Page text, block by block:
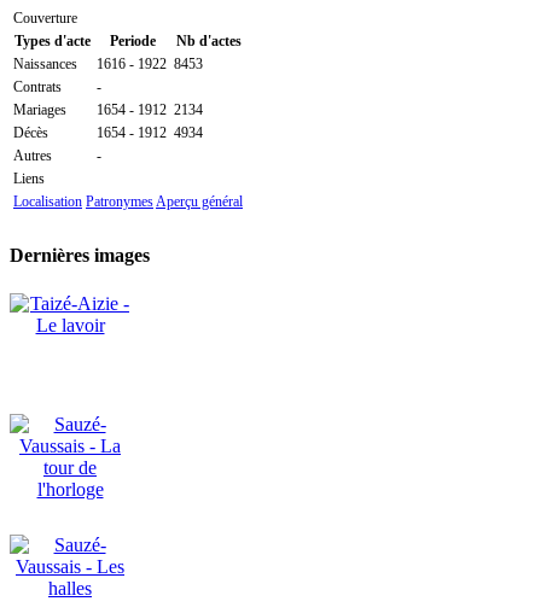
Couverture
Types d'acte
Periode
Nb d'actes
Naissances
1616 - 1922 8453
Contrats
-
Mariages
1654 - 1912 2134
Décès
1654 - 1912 4934
Autres
-
Liens
Localisation PatronymesAperçu général
Dernières images